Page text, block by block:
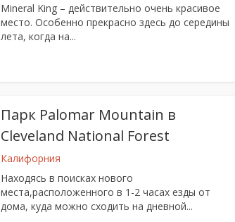
Mineral King – действительно очень красивое
место. Особенно прекрасно здесь до середины
лета, когда на...
Парк Palomar Mountain в
Cleveland National Forest
Калифорния
Находясь в поисках нового
места,расположенного в 1-2 часах езды от
дома, куда можно сходить на дневной...